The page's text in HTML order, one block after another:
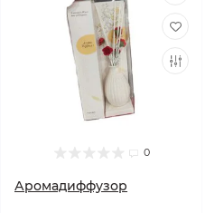
0
Аромадиффузор